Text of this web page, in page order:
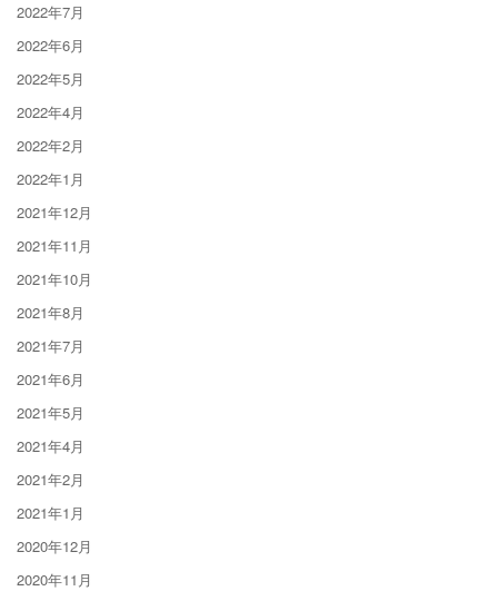
2022年7月
2022年6月
2022年5月
2022年4月
2022年2月
2022年1月
2021年12月
2021年11月
2021年10月
2021年8月
2021年7月
2021年6月
2021年5月
2021年4月
2021年2月
2021年1月
2020年12月
2020年11月